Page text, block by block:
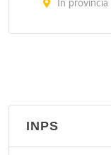
In provincia
via
INPS